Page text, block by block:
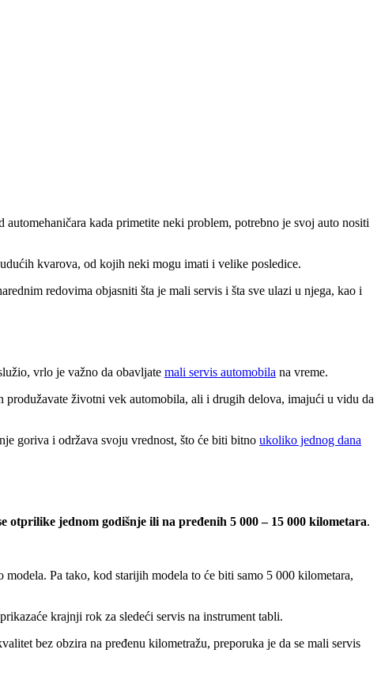
kada primetite neki problem, potrebno je svoj auto nositi
kvarova, od kojih neki mogu imati i velike posledice.
redovima objasniti šta je mali servis i šta sve ulazi u njega, kao i
vrlo je važno da obavljate mali servis automobila na vreme.
životni vek automobila, ali i drugih delova, imajući u vidu da
goriva i održava svoju vrednost, što će biti bitno ukoliko jednog dana
otprilike jednom godišnje ili na pređenih 5 000 – 15 000 kilometara.
Pa tako, kod starijih modela to će biti samo 5 000 kilometara,
krajnji rok za sledeći servis na instrument tabli.
bez obzira na pređenu kilometražu, preporuka je da se mali servis